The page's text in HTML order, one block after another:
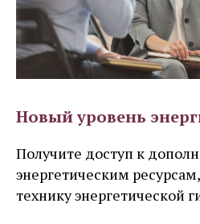
Новый уровень
Получите доступ к
энергетическим
технику энергетической